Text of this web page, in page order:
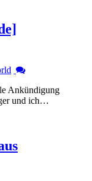
Ankündigung
und ich…